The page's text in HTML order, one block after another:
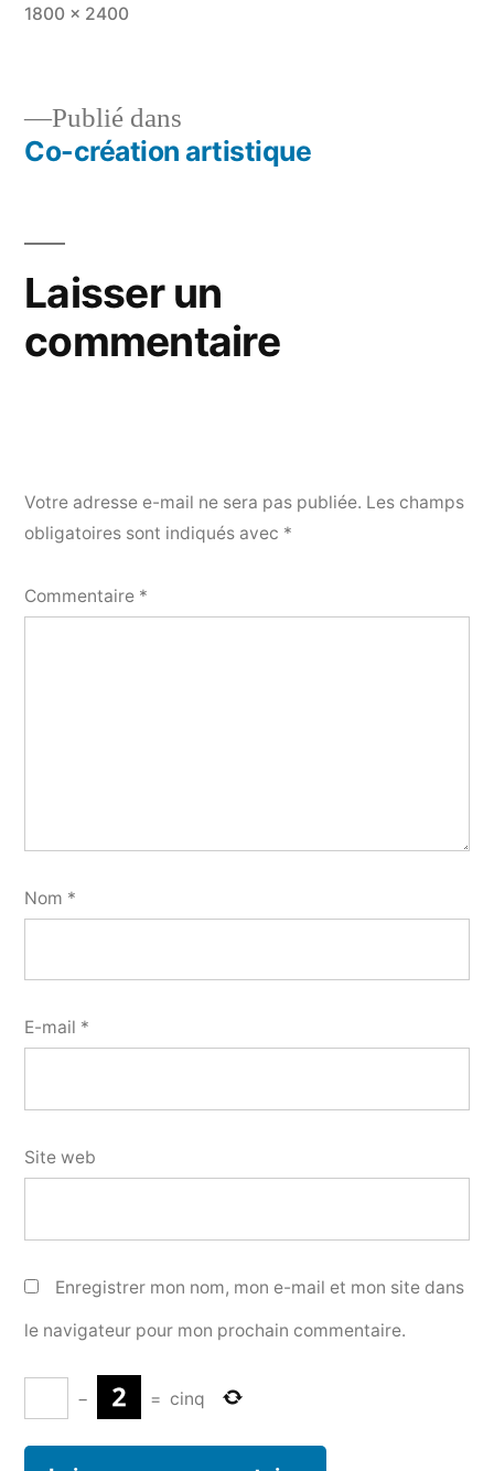
Taille
1800 × 2400
Navigation
l’article
Publié dans
Co-création artistique
Laisser un
commentaire
Votre adresse e-mail ne sera pas publiée. Les champs
obligatoires sont indiqués avec *
Commentaire *
Nom *
E-mail *
Site web
Enregistrer mon nom, mon e-mail et mon site dans
le navigateur pour mon prochain commentaire.
− = cinq